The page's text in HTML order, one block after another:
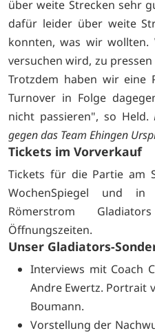
über weite Strecken sehr
dafür leider über weite
konnten, was wir wollten.
versuchen wird, zu
Trotzdem haben wir eine
Turnover in Folge
nicht passieren", so Held.
gegen das Team Ehingen
Tickets im Vorverkauf
Tickets für die Partie am
WochenSpiegel und
Römerstrom
Öffnungszeiten.
Unser Gladiators-
Interviews mit Coach
Andre Ewertz. Portrait
Boumann.
Vorstellung der